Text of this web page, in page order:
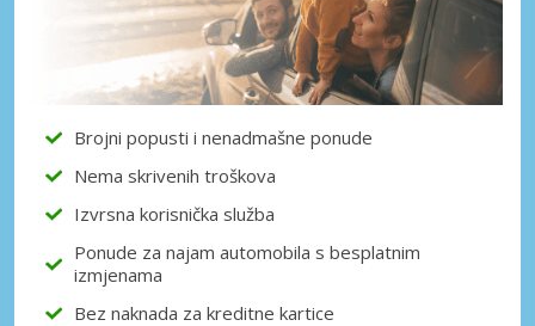
Brojni popusti i nenadmašne ponude
Nema skrivenih troškova
Izvrsna korisnička služba
Ponude za najam automobila s besplatnim
izmjenama
Bez naknada za kreditne kartice